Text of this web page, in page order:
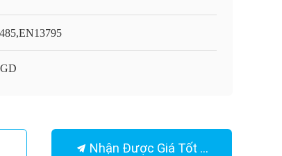
Nhận Được Giá Tốt Nhất